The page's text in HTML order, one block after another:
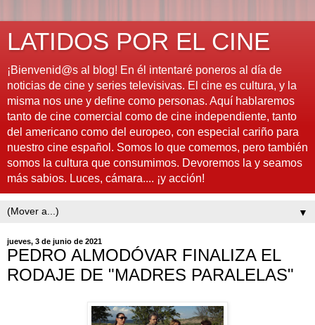
LATIDOS POR EL CINE
¡Bienvenid@s al blog! En él intentaré poneros al día de
noticias de cine y series televisivas. El cine es cultura, y la
misma nos une y define como personas. Aquí hablaremos
tanto de cine comercial como de cine independiente, tanto
del americano como del europeo, con especial cariño para
nuestro cine español. Somos lo que comemos, pero también
somos la cultura que consumimos. Devoremos la y seamos
más sabios. Luces, cámara.... ¡y acción!
▼
jueves, 3 de junio de 2021
PEDRO ALMODÓVAR FINALIZA EL
RODAJE DE "MADRES PARALELAS"